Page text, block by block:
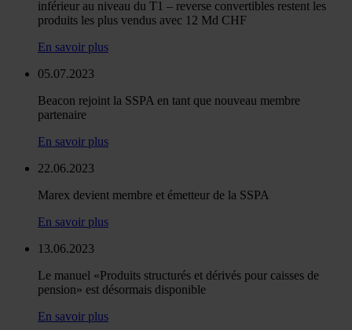
inférieur au niveau du T1 – reverse convertibles restent les
produits les plus vendus avec 12 Md CHF
En savoir plus
05.07.2023
Beacon rejoint la SSPA en tant que nouveau membre
partenaire
En savoir plus
22.06.2023
Marex devient membre et émetteur de la SSPA
En savoir plus
13.06.2023
Le manuel «Produits structurés et dérivés pour caisses de
pension» est désormais disponible
En savoir plus